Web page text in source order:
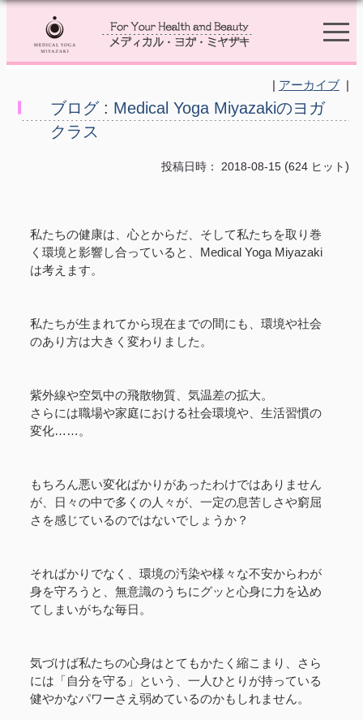
| アーカイブ|
ブログ: Medical Yoga Miyazakiのヨガ
クラス
投稿日時： 2018-08-15(624 ヒット )
私たちの健康は、心とからだ、そして私たちを取り巻
く環境と影響し合っていると、Medical Yoga Miyazaki
は考えます。
私たちが生まれてから現在までの間にも、環境や社会
のあり方は大きく変わりました。
紫外線や空気中の飛散物質、気温差の拡大。
さらには職場や家庭における社会環境や、生活習慣の
変化……。
もちろん悪い変化ばかりがあったわけではありません
が、日々の中で多くの人々が、一定の息苦しさや窮屈
さを感じているのではないでしょうか？
そればかりでなく、環境の汚染や様々な不安からわが
身を守ろうと、無意識のうちにグッと心身に力を込め
てしまいがちな毎日。
気づけば私たちの心身はとてもかたく縮こまり、さら
には「自分を守る」という、一人ひとりが持っている
健やかなパワーさえ弱めているのかもしれません。